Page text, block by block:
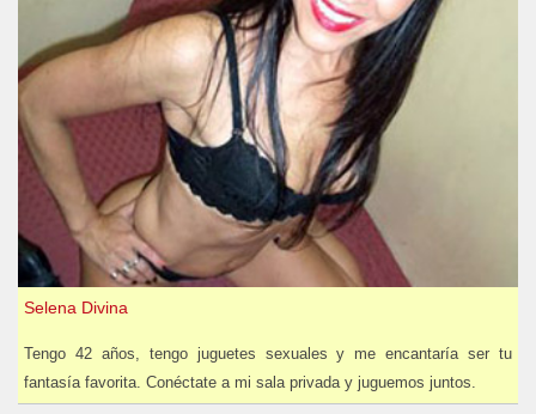
Selena Divina
Tengo 42 años, tengo juguetes sexuales y me encantaría ser tu
fantasía favorita. Conéctate a mi sala privada y juguemos juntos.